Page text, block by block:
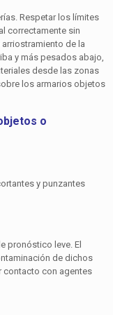
Respetar los límites
correctamente sin
de la
y más pesados abajo,
desde las zonas
los armarios objetos
o
y punzantes
pronóstico leve. El
de dichos
contacto con agentes